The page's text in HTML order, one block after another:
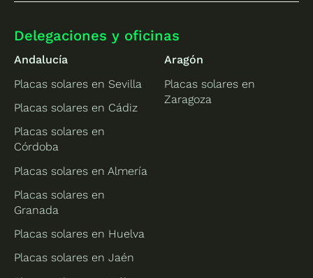
Delegaciones y oficinas
Andalucía
Placas solares en Sevilla
Placas solares en Cádiz
Placas solares en
Córdoba
Placas solares en Almería
Placas solares en
Granada
Placas solares en Huelva
Placas solares en Jaén
Aragón
Placas solares en
Zaragoza